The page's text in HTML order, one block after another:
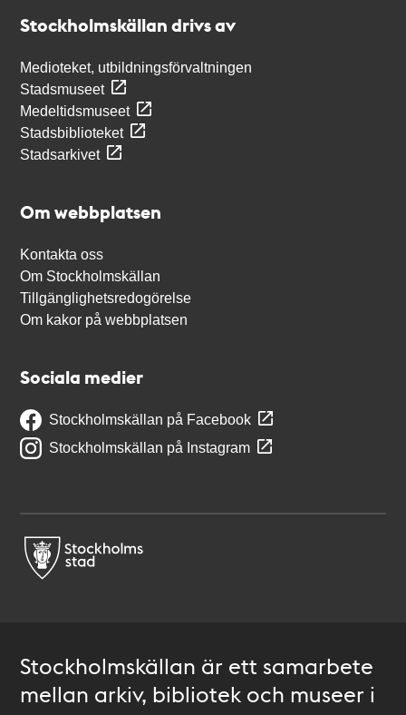
Stockholmskällan drivs av
Medioteket, utbildningsförvaltningen
Stadsmuseet
Medeltidsmuseet
Stadsbiblioteket
Stadsarkivet
Om webbplatsen
Kontakta oss
Om Stockholmskällan
Tillgänglighetsredogörelse
Om kakor på webbplatsen
Sociala medier
Stockholmskällan på Facebook
Stockholmskällan på Instagram
Stockholmskällan är ett samarbete
mellan arkiv, bibliotek och museer i